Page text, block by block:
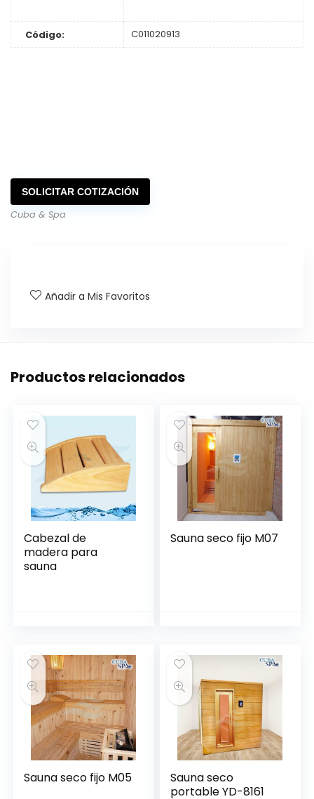
Código: C011020913
SOLICITAR COTIZACIÓN
Cuba & Spa
Añadir a Mis Favoritos
Productos relacionados
Cabezal de
madera para
sauna
Sauna seco fijo M07
Sauna seco fijo M05
Sauna seco
portable YD-8161